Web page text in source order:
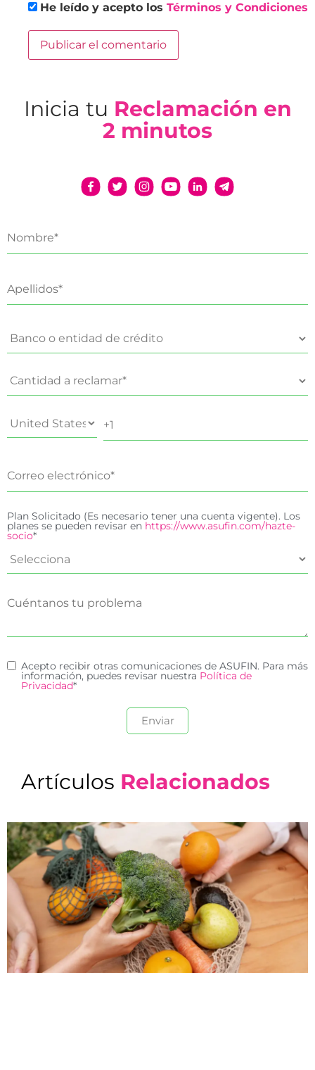
He leído y acepto los Términos y Condiciones
Inicia tu Reclamación en
2 minutos
Plan Solicitado (Es necesario tener una cuenta vigente). Los
planes se pueden revisar en https://www.asufin.com/hazte-
socio*
Acepto recibir otras comunicaciones de ASUFIN. Para más
información, puedes revisar nuestra Política de
Privacidad*
Artículos Relacionados